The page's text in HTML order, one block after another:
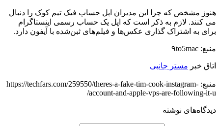
هنوز مشخص که چرا این مدیران اپل حساب فیک تیم کوک را دنبال
می کنند. لازم به ذکر است که اپل یک حساب رسمی اینستاگرام
برای به اشتراک گذاری عکس‌ها و فیلم‌های ثبن‌شده با آیفون دارد.
منبع: ۹to5mac
اتاق خبر مستر جانبی
منبع: https://techfars.com/259550/theres-a-fake-tim-cook-instagram-
account-and-apple-vps-are-following-it-u/
دیدگاه‌های نوشته